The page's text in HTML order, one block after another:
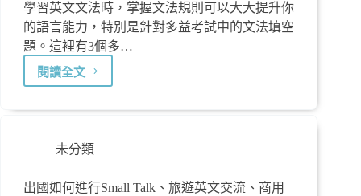
學習英文文法時，掌握文法規則可以大大提升你
的語言能力，特別是針對多益考試中的文法填空
題。這裡有3個多…
閱讀全文
未分類
出國如何進行Small Talk、旅遊英文交流、商用